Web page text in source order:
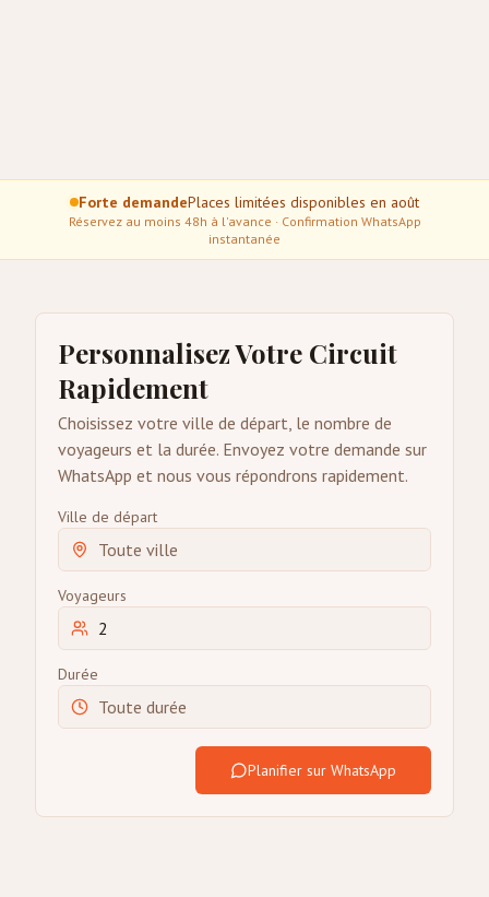
Forte demandePlaces limitées disponibles en août
Réservez au moins 48h à l'avance · Confirmation WhatsApp
instantanée
Personnalisez Votre Circuit
Rapidement
Choisissez votre ville de départ, le nombre de
voyageurs et la durée. Envoyez votre demande sur
WhatsApp et nous vous répondrons rapidement.
Ville de départ
Voyageurs
Durée
Planifier sur WhatsApp